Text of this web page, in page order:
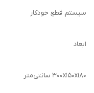
سیستم قطع خودکار
ابعاد
۳۰۰x۱۵۰x۱۸۰ سانتی‌متر